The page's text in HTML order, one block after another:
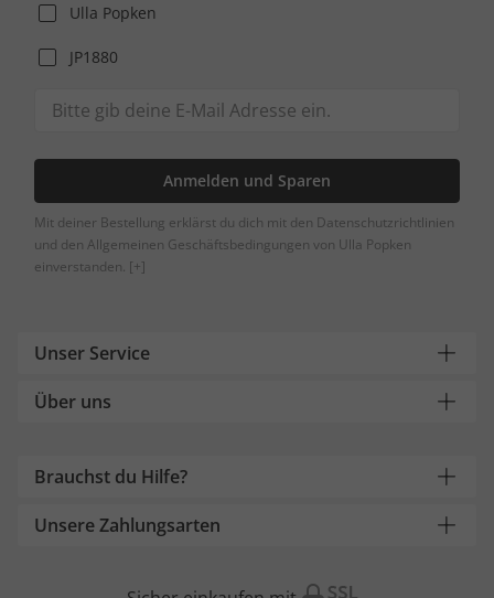
Ulla Popken
JP1880
Anmelden und Sparen
Mit deiner Bestellung erklärst du dich mit den Datenschutzrichtlinien
und den Allgemeinen Geschäftsbedingungen von Ulla Popken
einverstanden. [+]
Unser Service
Über uns
Brauchst du Hilfe?
Unsere Zahlungsarten